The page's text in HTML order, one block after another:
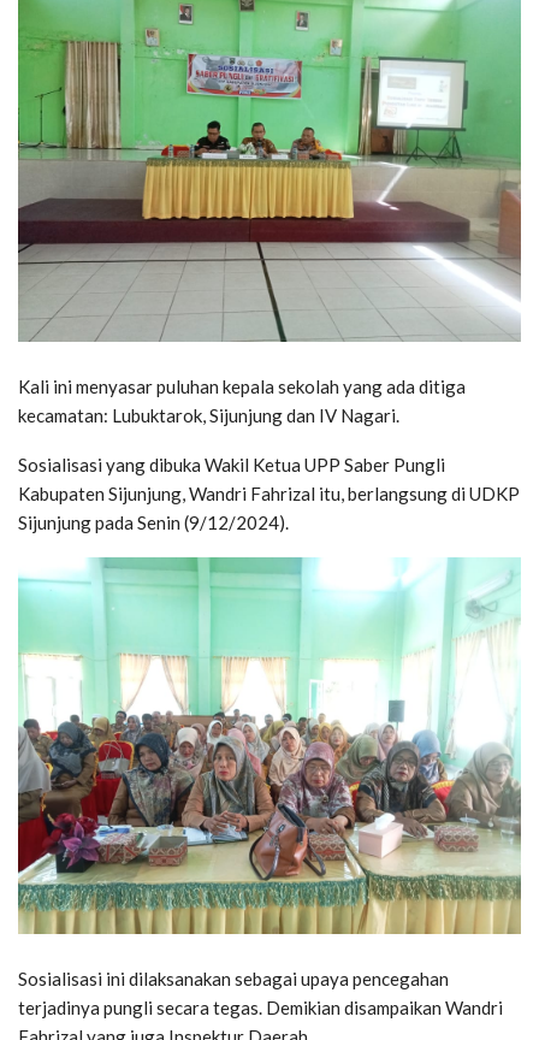
Kali ini menyasar puluhan kepala sekolah yang ada ditiga
kecamatan: Lubuktarok, Sijunjung dan IV Nagari.
Sosialisasi yang dibuka Wakil Ketua UPP Saber Pungli
Kabupaten Sijunjung, Wandri Fahrizal itu, berlangsung di UDKP
Sijunjung pada Senin (9/12/2024).
Sosialisasi ini dilaksanakan sebagai upaya pencegahan
terjadinya pungli secara tegas. Demikian disampaikan Wandri